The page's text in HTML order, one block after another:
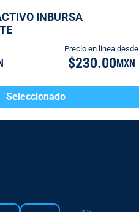
INBURSA
Precio en linea desde
$230.00MXN
Seleccionado